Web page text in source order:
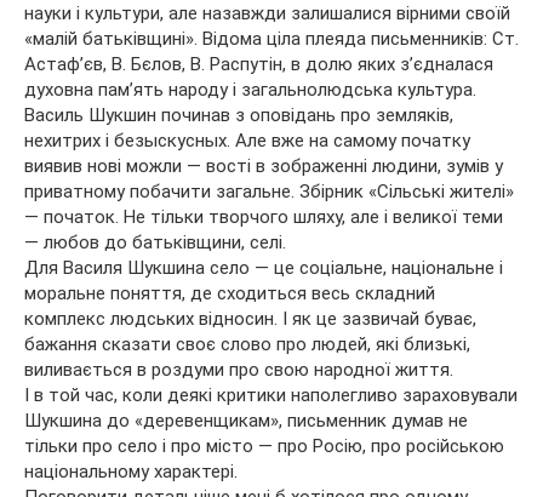
науки і культури, але назавжди залишалися вірними своїй
«малій батьківщині». Відома ціла плеяда письменників: Ст.
Астаф’єв, В. Бєлов, В. Распутін, в долю яких з’єдналася
духовна пам’ять народу і загальнолюдська культура.
Василь Шукшин починав з оповідань про земляків,
нехитрих і безыскусных. Але вже на самому початку
виявив нові можли — вості в зображенні людини, зумів у
приватному побачити загальне. Збірник «Сільські жителі»
— початок. Не тільки творчого шляху, але і великої теми
— любов до батьківщини, селі.
Для Василя Шукшина село — це соціальне, національне і
моральне поняття, де сходиться весь складний
комплекс людських відносин. І як це зазвичай буває,
бажання сказати своє слово про людей, які близькі,
виливається в роздуми про свою народної життя.
І в той час, коли деякі критики наполегливо зараховували
Шукшина до «деревенщикам», письменник думав не
тільки про село і про місто — про Росію, про російською
національному характері.